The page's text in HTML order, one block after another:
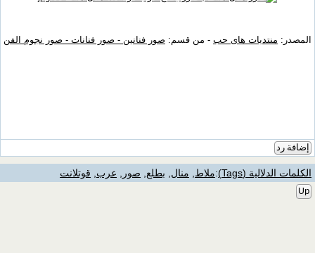
المصدر: منتديات هاى حب - من قسم: صور فنانين - صور فنانات - صور نجوم الفن
إضافة رد
الكلمات الدلالية (Tags) :ملاط, منال, بطلع, صور , عرب, قوتلانت
Up